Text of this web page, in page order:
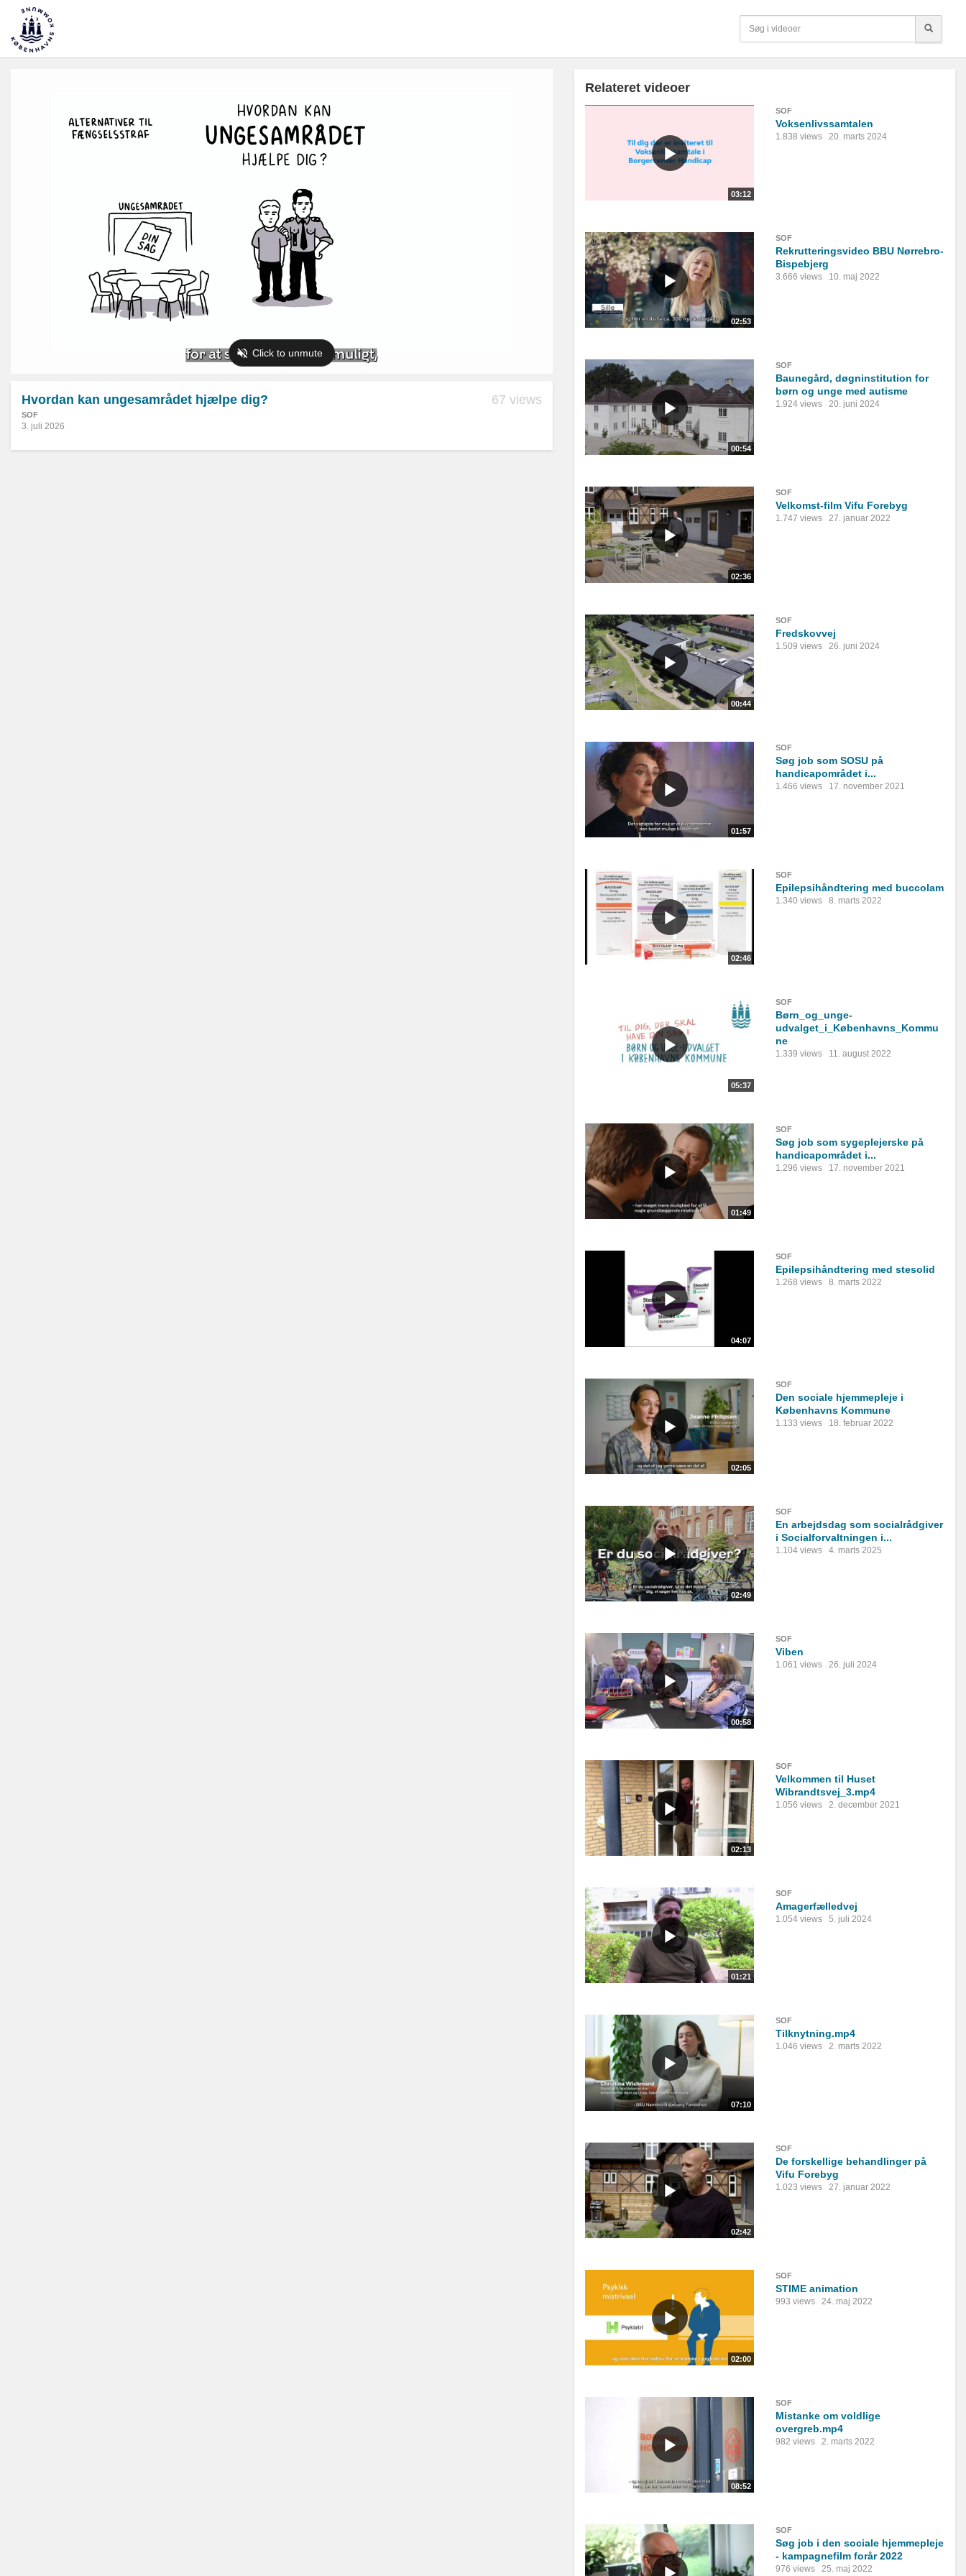
Hvordan kan ungesamrådet hjælpe dig?
SOF
67 views
3. juli 2026
Relateret videoer
03:12
SOF
Voksenlivssamtalen
1.838 views 20. marts 2024
02:53
SOF
Rekrutteringsvideo BBU Nørrebro-
Bispebjerg
3.666 views 10. maj 2022
00:54
SOF
Baunegård, døgninstitution for
børn og unge med autisme
1.924 views 20. juni 2024
02:36
SOF
Velkomst-film Vifu Forebyg
1.747 views 27. januar 2022
00:44
SOF
Fredskovvej
1.509 views 26. juni 2024
01:57
SOF
Søg job som SOSU på
handicapområdet i...
1.466 views 17. november 2021
02:46
SOF
Epilepsihåndtering med buccolam
1.340 views 8. marts 2022
05:37
SOF
Børn_og_unge-
udvalget_i_Københavns_Kommu
ne
1.339 views 11. august 2022
01:49
SOF
Søg job som sygeplejerske på
handicapområdet i...
1.296 views 17. november 2021
04:07
SOF
Epilepsihåndtering med stesolid
1.268 views 8. marts 2022
02:05
SOF
Den sociale hjemmepleje i
Københavns Kommune
1.133 views 18. februar 2022
02:49
SOF
En arbejdsdag som socialrådgiver
i Socialforvaltningen i...
1.104 views 4. marts 2025
00:58
SOF
Viben
1.061 views 26. juli 2024
02:13
SOF
Velkommen til Huset
Wibrandtsvej_3.mp4
1.056 views 2. december 2021
01:21
SOF
Amagerfælledvej
1.054 views 5. juli 2024
07:10
SOF
Tilknytning.mp4
1.046 views 2. marts 2022
02:42
SOF
De forskellige behandlinger på
Vifu Forebyg
1.023 views 27. januar 2022
02:00
SOF
STIME animation
993 views 24. maj 2022
08:52
SOF
Mistanke om voldlige
overgreb.mp4
982 views 2. marts 2022
SOF
Søg job i den sociale hjemmepleje
- kampagnefilm forår 2022
976 views 25. maj 2022